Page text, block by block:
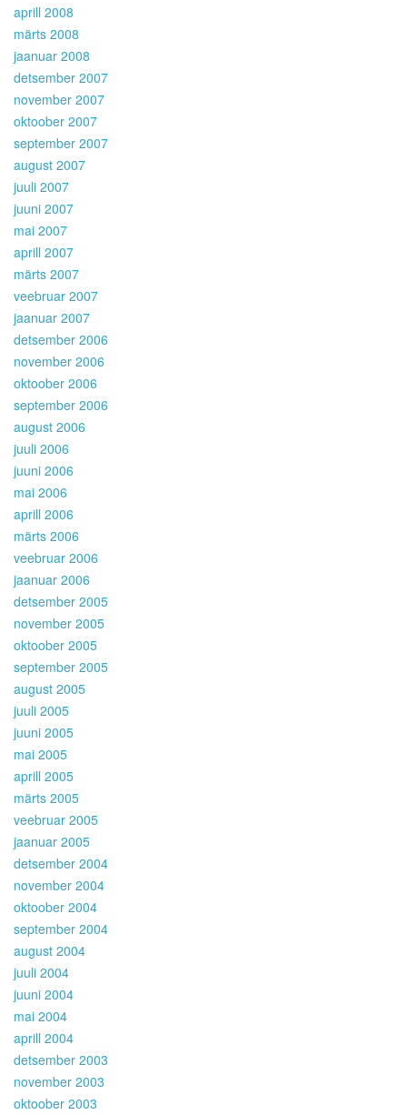
aprill 2008
märts 2008
jaanuar 2008
detsember 2007
november 2007
oktoober 2007
september 2007
august 2007
juuli 2007
juuni 2007
mai 2007
aprill 2007
märts 2007
veebruar 2007
jaanuar 2007
detsember 2006
november 2006
oktoober 2006
september 2006
august 2006
juuli 2006
juuni 2006
mai 2006
aprill 2006
märts 2006
veebruar 2006
jaanuar 2006
detsember 2005
november 2005
oktoober 2005
september 2005
august 2005
juuli 2005
juuni 2005
mai 2005
aprill 2005
märts 2005
veebruar 2005
jaanuar 2005
detsember 2004
november 2004
oktoober 2004
september 2004
august 2004
juuli 2004
juuni 2004
mai 2004
aprill 2004
detsember 2003
november 2003
oktoober 2003